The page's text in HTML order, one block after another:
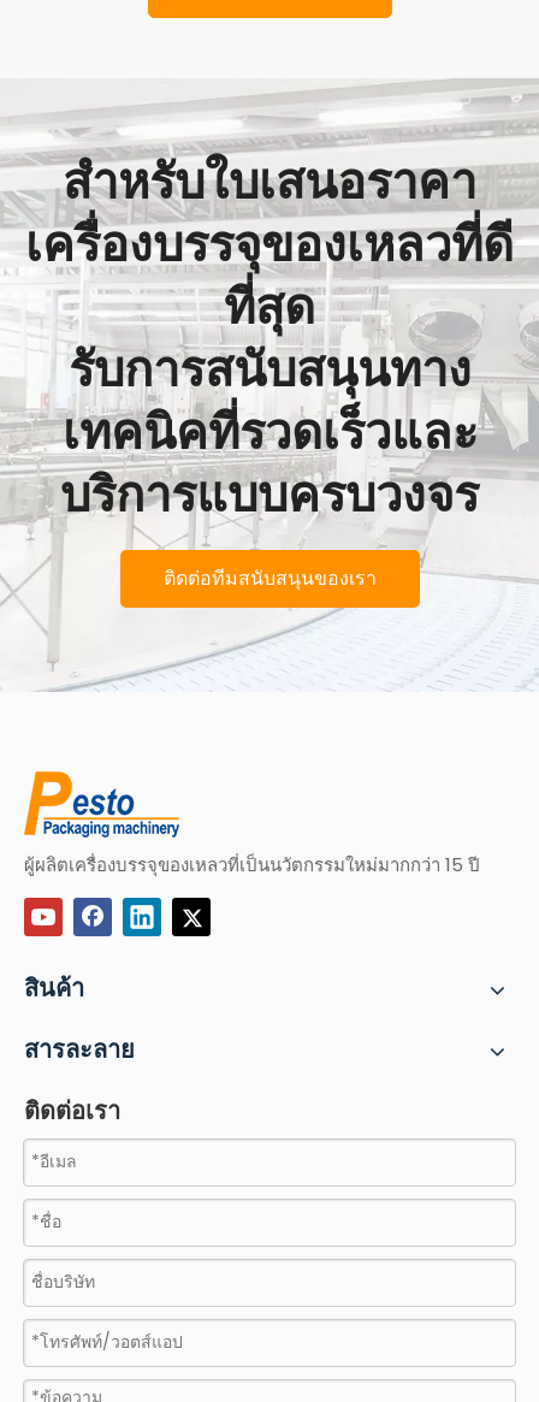
สำหรับใบเสนอราคา
เครื่องบรรจุของเหลวที่ดี
ที่สุด
รับการสนับสนุนทาง
เทคนิคที่รวดเร็วและ
บริการแบบครบวงจร
ติดต่อทีมสนับสนุนของเรา
ผู้ผลิตเครื่องบรรจุของเหลวที่เป็นนวัตกรรมใหม่มากกว่า 15 ปี
สินค้า
สารละลาย
ติดต่อเรา